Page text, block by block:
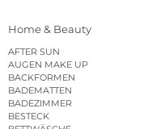
Home & Beauty
AFTER SUN
AUGEN MAKE UP
BACKFORMEN
BADEMATTEN
BADEZIMMER
BESTECK